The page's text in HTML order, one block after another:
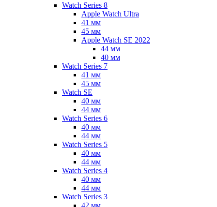
Watch Series 8
Apple Watch Ultra
41 мм
45 мм
Apple Watch SE 2022
44 мм
40 мм
Watch Series 7
41 мм
45 мм
Watch SE
40 мм
44 мм
Watch Series 6
40 мм
44 мм
Watch Series 5
40 мм
44 мм
Watch Series 4
40 мм
44 мм
Watch Series 3